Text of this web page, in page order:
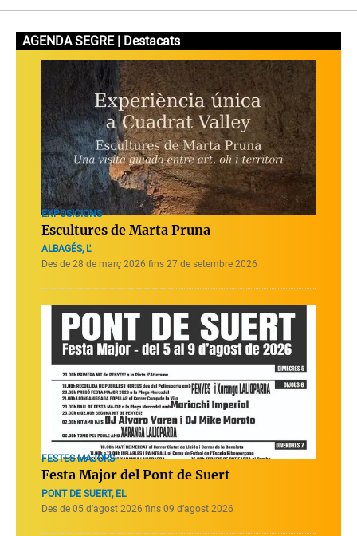
AGENDA SEGRE | Destacats
EXPOSICIONS
Escultures de Marta Pruna
ALBAGÉS, L'
Des de 28 de març 2026 fins 27 de setembre 2026
FESTES MAJORS
Festa Major del Pont de Suert
PONT DE SUERT, EL
Des de 05 d’agost 2026 fins 09 d’agost 2026